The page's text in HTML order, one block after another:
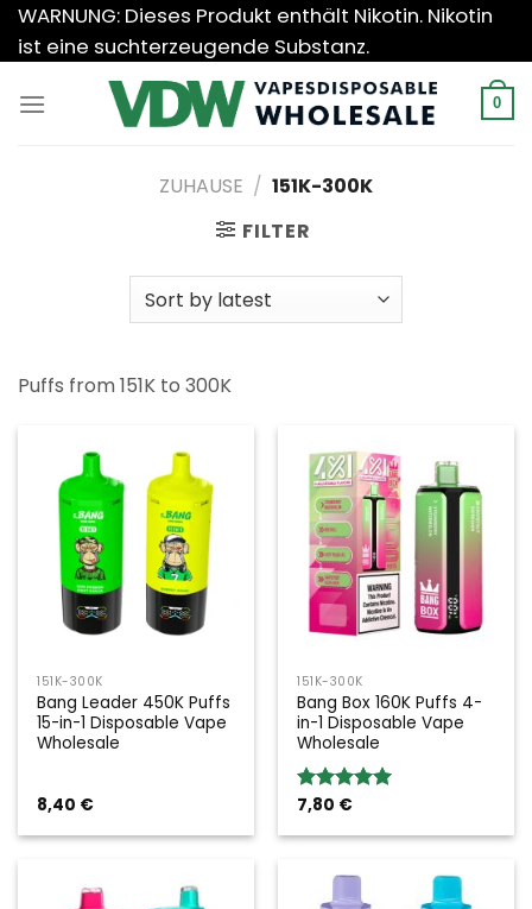
Zum
Inhalt
WARNUNG: Dieses Produkt enthält Nikotin. Nikotin
ist eine suchterzeugende Substanz.
0
ZUHAUSE / 151K-300K
FILTER
Puffs from 151K to 300K
151K-300K
Bang Leader 450K Puffs
15-in-1 Disposable Vape
Wholesale
8,40 €
151K-300K
Bang Box 160K Puffs 4-
in-1 Disposable Vape
Wholesale
Bewertung:
7,80 €